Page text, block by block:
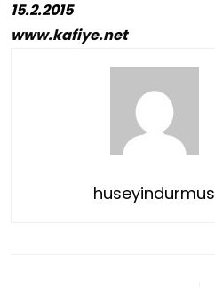
15.2.2015
www.kafiye.net
huseyindurmus